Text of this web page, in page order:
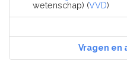
wetenschap) (VVD)
Vragen en